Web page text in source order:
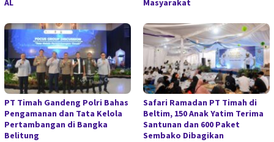
AL Masyarakat
PT Timah Gandeng Polri Bahas
Pengamanan dan Tata Kelola
Pertambangan di Bangka
Belitung
Safari Ramadan PT Timah di
Beltim, 150 Anak Yatim Terima
Santunan dan 600 Paket
Sembako Dibagikan